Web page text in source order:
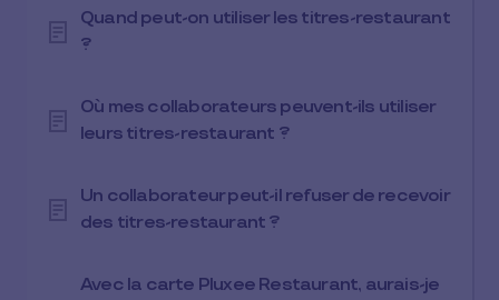
Quand peut-on utiliser les titres-restaurant
?
Où mes collaborateurs peuvent-ils utiliser
leurs titres-restaurant ?
Un collaborateur peut-il refuser de recevoir
des titres-restaurant ?
Avec la carte Pluxee Restaurant, aurais-je